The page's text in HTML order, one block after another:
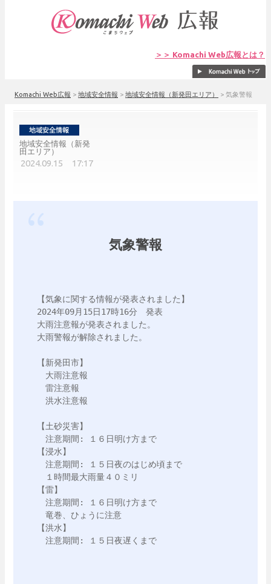
＞＞ Komachi Web広報とは？
Komachi Web広報 > 地域安全情報 > 地域安全情報（新発田エリア） > 気象警報
地域安全情報（新発
田エリア）
2024.09.15 17:17
気象警報
【気象に関する情報が発表されました】
2024年09月15日17時16分　発表
大雨注意報が発表されました。
大雨警報が解除されました。
【新発田市】
大雨注意報
雷注意報
洪水注意報
【土砂災害】
注意期間: １６日明け方まで
【浸水】
注意期間: １５日夜のはじめ頃まで
１時間最大雨量４０ミリ
【雷】
注意期間: １６日明け方まで
竜巻、ひょうに注意
【洪水】
注意期間: １５日夜遅くまで